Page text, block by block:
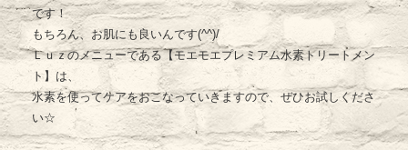
です！
もちろん、お肌にも良いんです(^^)/
Ｌｕｚのメニューである【モエモエプレミアム水素トリートメン
ト】は、
水素を使ってケアをおこなっていきますので、ぜひお試しくださ
い☆